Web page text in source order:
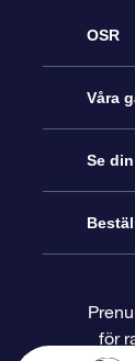
OSR
Blogg
Våra
OSR
OSR
Se
för